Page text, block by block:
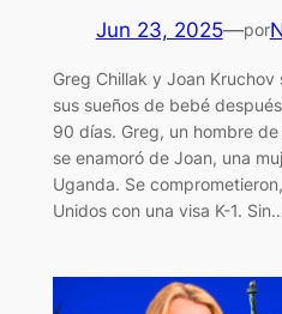
Jun 23, 2025—por
Greg Chillak y Joan
sus sueños de bebé
90 días. Greg, un hombre
se enamoró de Joan, una
Uganda. Se
Unidos con una visa K-1.